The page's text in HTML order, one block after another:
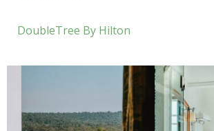
DoubleTree By Hilton